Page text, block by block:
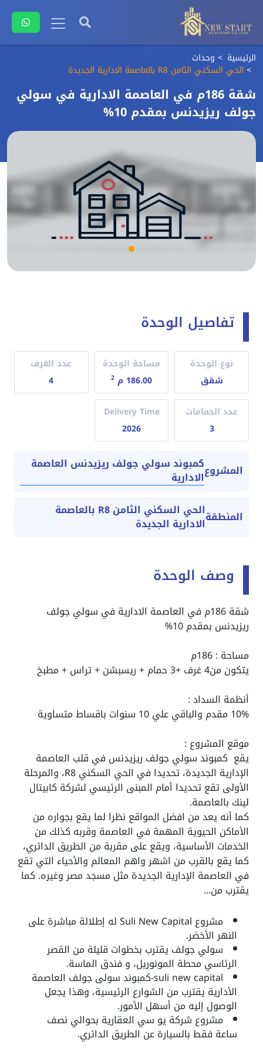
الرئيسية وحدات
الحي السكني الثامن R8 بالعاصمة الادارية الجديدة
شقة 186م في العاصمة الادارية في سولي
جولف ريزيدنس بمقدم 10%
تفاصيل الوحدة
نوع الوحدة
شقق
مساحة الوحدة
186.00 م
2
عدد الغرف
4
عدد الحمامات
3
Delivery Time
2026
المشروعكمبوند سولي جولف ريزيدنس العاصمة
الادارية
المنطقة الحي السكني الثامن R8 بالعاصمة
الادارية الجديدة
وصف الوحدة
شقة 186م في العاصمة الادارية في سولي جولف
ريزيدنس بمقدم 10%
مساحة : 186م
يتكون من4 غرف +3 حمام + ريسبشن + تراس + مطبخ
أنظمة السداد :
10% مقدم والباقي علي 10 سنوات باقساط متساوية
موقع المشروع :
يقع كمبوند سولي جولف ريزيدنس في قلب العاصمة
الإدارية الجديدة، تحديدا في الحي السكني R8، والمرحلة
الأولى تقع تحديدا أمام المبنى الرئيسي لشركة كابيتال
لينك بالعاصمة.
كما أنه يعد من افضل المواقع نظرا لما يقع بجواره من
الأماكن الحيوية المهمة في العاصمة وقربه كذلك من
الخدمات الأساسية، ويقع على مقربة من الطريق الدائري،
كما يقع بالقرب من اشهر واهم المعالم والأحياء التي تقع
في العاصمة الإدارية الجديدة مثل مسجد مصر وغيره. كما
يقترب من...
مشروع Suli New Capital
له إطلالة مباشرة على
النهر الأخضر.
سولي جولف يقترب بخطوات قليلة من القصر
الرئاسي محطة المونوريل، و فندق الماسة.
suli new capital-كمبوند سولى جولف العاصمة
الأدارية يقترب من الشوارع الرئيسية، وهذا يجعل
الوصول إليه من أسهل الأمور.
مشروع شركة يو سي العقارية بحوالي نصف
ساعة فقط بالسيارة عن الطريق الدائري.